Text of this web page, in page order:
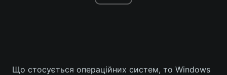
Що стосується операційних систем, то Windows